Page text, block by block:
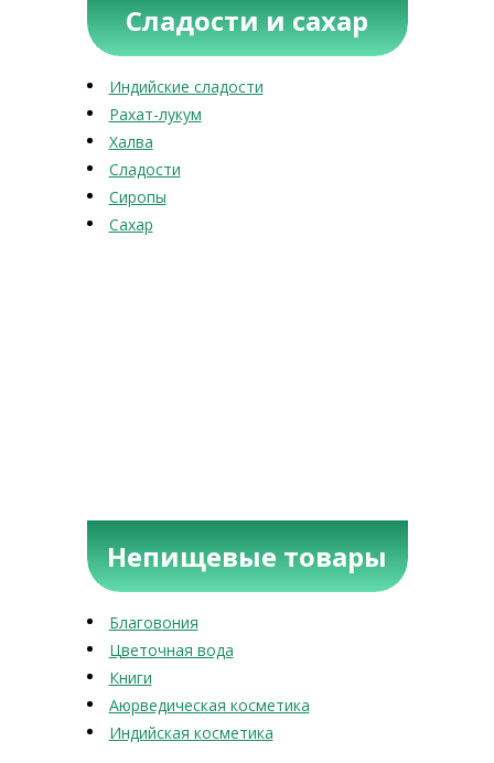
Сладости и сахар
Индийские сладости
Рахат-лукум
Халва
Сладости
Сиропы
Сахар
Непищевые товары
Благовония
Цветочная вода
Книги
Аюрведическая косметика
Индийская косметика